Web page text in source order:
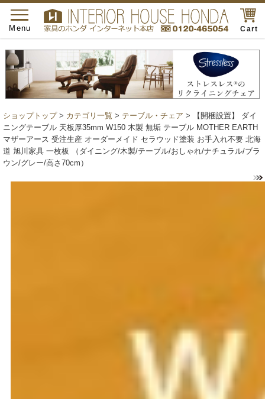
Cart
toggle
navigation
Menu
ショップトップ> カテゴリ一覧 > テーブル・チェア > 【開梱設置】 ダイ
ニングテーブル 天板厚35mm W150 木製 無垢 テーブル MOTHER EARTH
マザーアース 受注生産 オーダーメイド セラウッド塗装 お手入れ不要 北海
道 旭川家具 一枚板 （ダイニング/木製/テーブル/おしゃれ/ナチュラル/ブラ
ウン/グレー/高さ70cm）